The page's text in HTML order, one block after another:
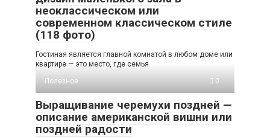
неоклассическом или
современном классическом стиле
(118 фото)
Гостиная является главной комнатой в любом доме или
квартире — это место, где семья
Полезное
0
Выращивание черемухи поздней —
описание американской вишни или
поздней радости